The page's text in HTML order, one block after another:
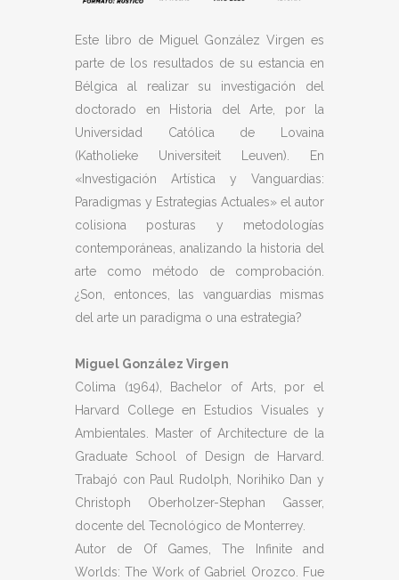
Este libro de Miguel González Virgen es
parte de los resultados de su estancia en
Bélgica al realizar su investigación del
doctorado en Historia del Arte, por la
Universidad Católica de Lovaina
(Katholieke Universiteit Leuven). En
«Investigación Artística y Vanguardias:
Paradigmas y Estrategias Actuales» el autor
colisiona posturas y metodologías
contemporáneas, analizando la historia del
arte como método de comprobación.
¿Son, entonces, las vanguardias mismas
del arte un paradigma o una estrategia?
Miguel González Virgen
Colima (1964), Bachelor of Arts, por el
Harvard College en Estudios Visuales y
Ambientales. Master of Architecture de la
Graduate School of Design de Harvard.
Trabajó con Paul Rudolph, Norihiko Dan y
Christoph Oberholzer-Stephan Gasser,
docente del Tecnológico de Monterrey.
Autor de Of Games, The Infinite and
Worlds: The Work of Gabriel Orozco. Fue